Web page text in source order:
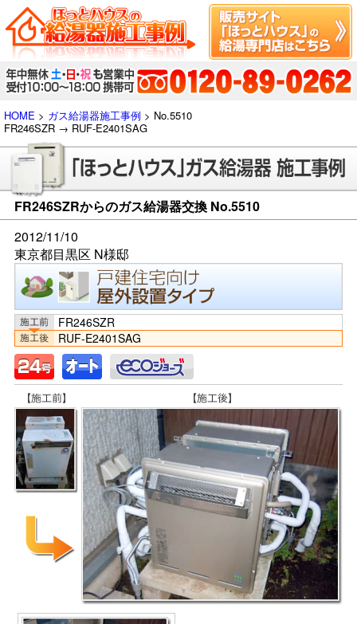
HOME > ガス給湯器施工事例 > No.5510
FR246SZR → RUF-E2401SAG
FR246SZRからのガス給湯器交換 No.5510
2012/11/10
東京都目黒区 N様邸
FR246SZR
RUF-E2401SAG